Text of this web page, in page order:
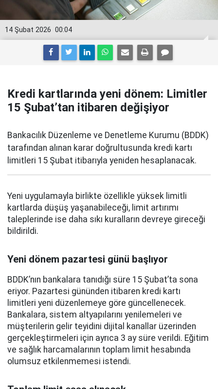
00:04
14 Şubat 2026
Kredi kartlarında yeni dönem: Limitler
15 Şubat’tan itibaren değişiyor
Bankacılık Düzenleme ve Denetleme Kurumu (BDDK)
tarafından alınan karar doğrultusunda kredi kartı
limitleri 15 Şubat itibarıyla yeniden hesaplanacak.
Yeni uygulamayla birlikte özellikle yüksek limitli
kartlarda düşüş yaşanabileceği, limit artırımı
taleplerinde ise daha sıkı kuralların devreye gireceği
bildirildi.
Yeni dönem pazartesi günü başlıyor
BDDK’nın bankalara tanıdığı süre 15 Şubat’ta sona
eriyor. Pazartesi gününden itibaren kredi kartı
limitleri yeni düzenlemeye göre güncellenecek.
Bankalara, sistem altyapılarını yenilemeleri ve
müşterilerin gelir teyidini dijital kanallar üzerinden
gerçekleştirmeleri için ayrıca 3 ay süre verildi. Eğitim
ve sağlık harcamalarının toplam limit hesabında
olumsuz etkilenmemesi istendi.